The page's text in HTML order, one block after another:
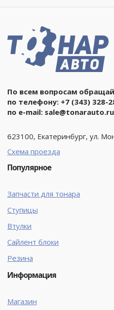
По всем вопросам
по телефону: +7 (343) 328-
по e-mail: sale@tonarauto.ru
623100, Екатеринбург, ул.
Схема проезда
Популярное
Запчасти для тонара
Ступицы
Втулки
Сайлент блоки
Резина
Информация
Магазин